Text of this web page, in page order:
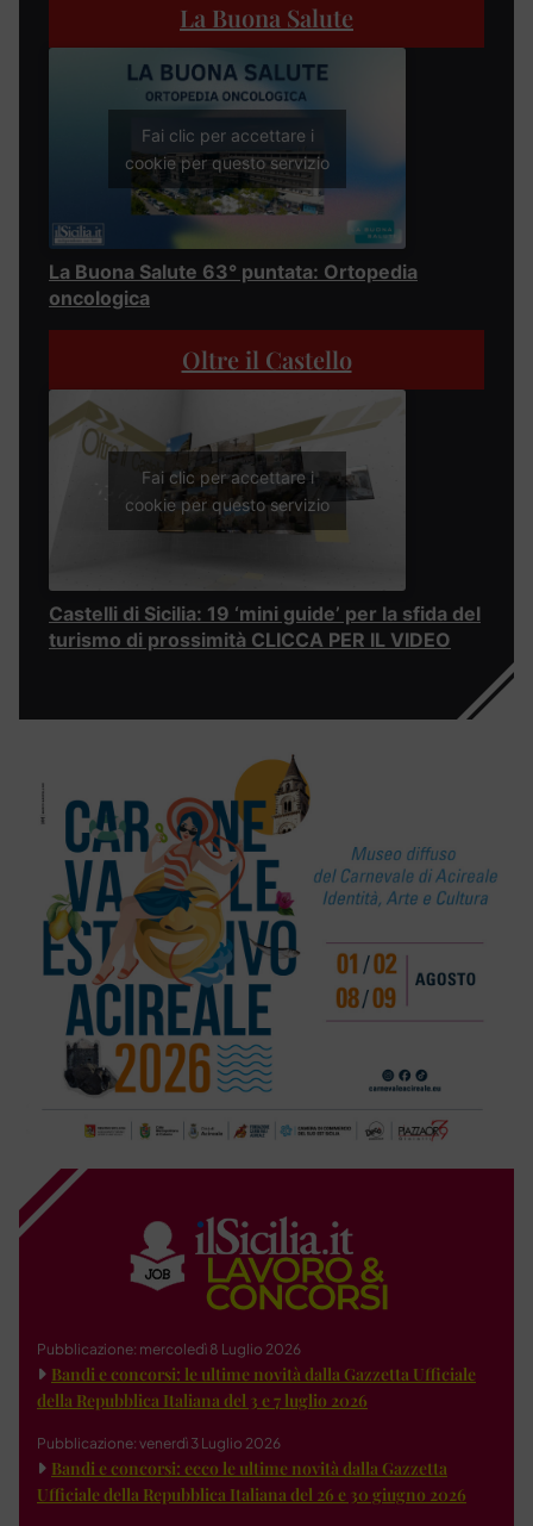
La Buona Salute
Fai clic per accettare i
cookie per questo servizio
La Buona Salute 63° puntata: Ortopedia
oncologica
Oltre il Castello
Fai clic per accettare i
cookie per questo servizio
Castelli di Sicilia: 19 ‘mini guide’ per la sfida del
turismo di prossimità CLICCA PER IL VIDEO
Pubblicazione: mercoledì 8 Luglio 2026
Bandi e concorsi: le ultime novità dalla Gazzetta Ufficiale
della Repubblica Italiana del 3 e 7 luglio 2026
Pubblicazione: venerdì 3 Luglio 2026
Bandi e concorsi: ecco le ultime novità dalla Gazzetta
Ufficiale della Repubblica Italiana del 26 e 30 giugno 2026